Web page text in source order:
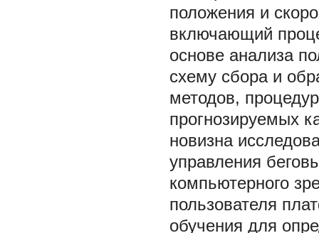
положения и
включающий
основе анализа
схему сбора и
методов,
прогнозируемых
новизна
управления
компьютерного
пользователя
обучения для